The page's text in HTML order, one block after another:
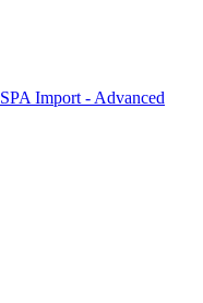
SPA Import - Advanced